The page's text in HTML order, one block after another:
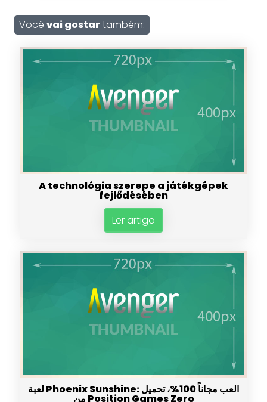
Você vai gostar também:
A technológia szerepe a játékgépek
fejlődésében
Ler artigo
لعبة Phoenix Sunshine: العب مجاناً 100%، تحميل
من Position Games Zero